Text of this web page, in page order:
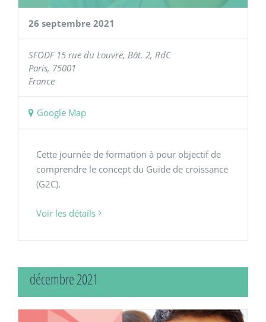
26 septembre 2021
SFODF 15 rue du Louvre, Bât. 2, RdC
Paris, 75001
France
Google Map
Cette journée de formation à pour objectif de
comprendre le concept du Guide de croissance
(G2C).
Voir les détails
décembre 2021